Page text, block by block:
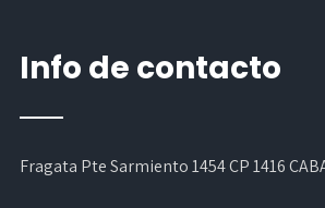
Info de contacto
Fragata Pte Sarmiento 1454 CP 1416